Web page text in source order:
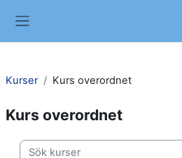
Kurser Kurs overordnet
Kurs overordnet
Sök kurser